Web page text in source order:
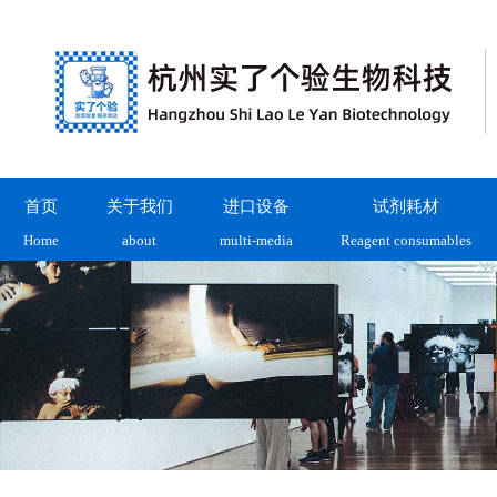
首页
Home
关于我们
about
进口设备
multi-media
试剂耗材
Reagent consumables